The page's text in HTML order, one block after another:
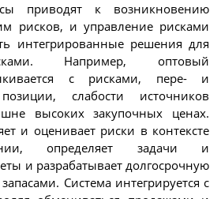
приводят к возникновению
рисков, и управление рисками
интегрированные решения для
Например, оптовый
с рисками, пере- и
слабости источников
высоких закупочных ценах.
и оценивает риски в контексте
определяет задачи и
и разрабатывает долгосрочную
Система интегрируется с